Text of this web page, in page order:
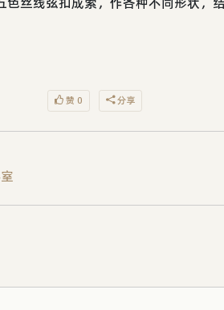
赞 0 分享